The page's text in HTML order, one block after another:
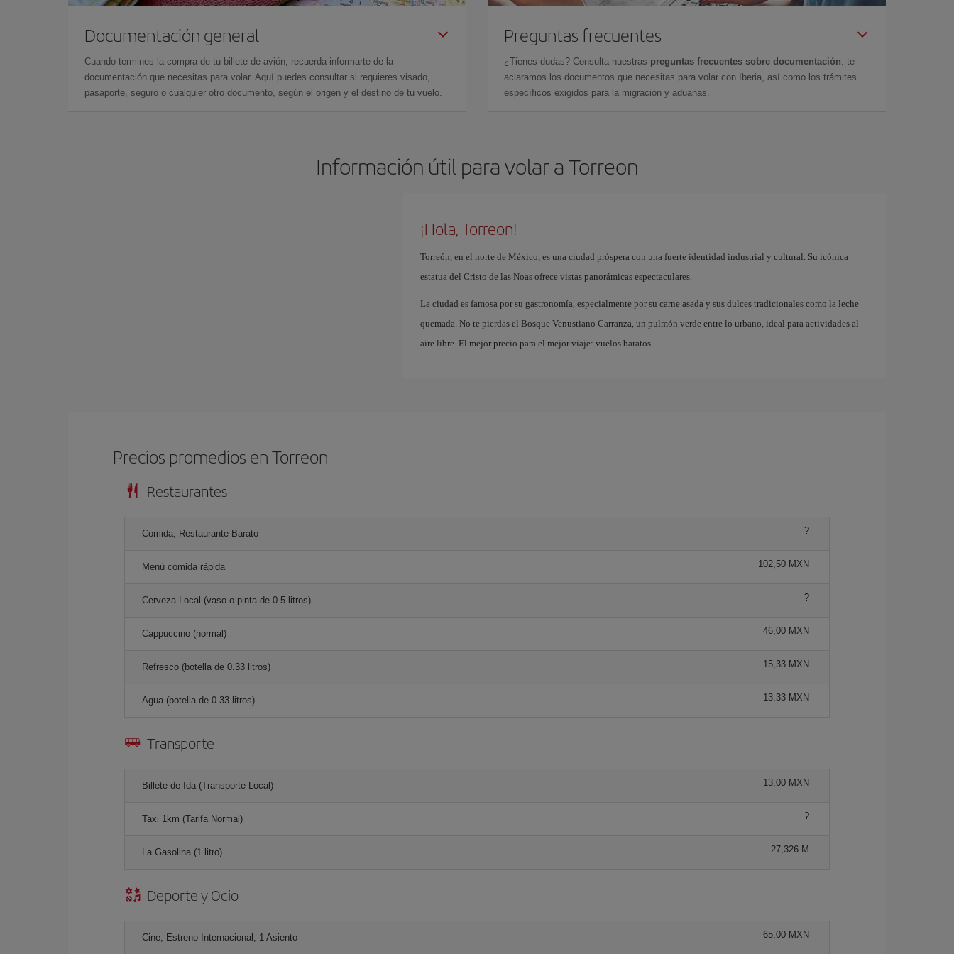
Documentación general
Cuando termines la compra de tu billete de avión, recuerda informarte de la
documentación que necesitas para volar. Aquí puedes consultar si requieres visado,
pasaporte, seguro o cualquier otro documento, según el origen y el destino de tu vuelo.
Preguntas frecuentes
¿Tienes dudas? Consulta nuestras preguntas frecuentes sobre documentación: te
aclaramos los documentos que necesitas para volar con Iberia, así como los trámites
específicos exigidos para la migración y aduanas.
Información útil para volar a Torreon
¡Hola, Torreon!
Torreón, en el norte de México, es una ciudad próspera con una fuerte identidad industrial y cultural. Su icónica
estatua del Cristo de las Noas ofrece vistas panorámicas espectaculares.
La ciudad es famosa por su gastronomía, especialmente por su carne asada y sus dulces tradicionales como la leche
quemada. No te pierdas el Bosque Venustiano Carranza, un pulmón verde entre lo urbano, ideal para actividades al
aire libre. El mejor precio para el mejor viaje: vuelos baratos.
Precios promedios en Torreon
Restaurantes
Comida, Restaurante Barato ?
Menú comida rápida 102,50 MXN
Cerveza Local (vaso o pinta de 0.5 litros) ?
Cappuccino (normal) 46,00 MXN
Refresco (botella de 0.33 litros) 15,33 MXN
Agua (botella de 0.33 litros) 13,33 MXN
Transporte
Billete de Ida (Transporte Local) 13,00 MXN
Taxi 1km (Tarifa Normal) ?
La Gasolina (1 litro) 27,326 M
Deporte y Ocio
Cine, Estreno Internacional, 1 Asiento 65,00 MXN